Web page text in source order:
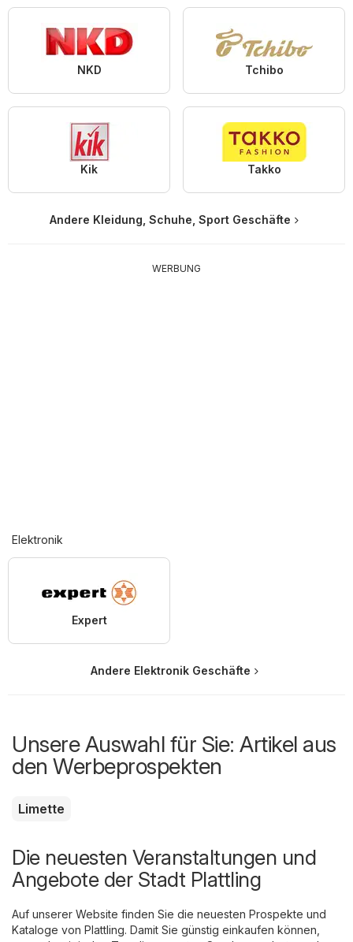
NKD Tchibo
Kik Takko
Andere Kleidung, Schuhe, Sport Geschäfte
WERBUNG
Elektronik
Expert
Andere Elektronik Geschäfte
Unsere Auswahl für Sie: Artikel aus
den Werbeprospekten
Limette
Die neuesten Veranstaltungen und
Angebote der Stadt Plattling
Auf unserer Website finden Sie die neuesten Prospekte und
Kataloge von Plattling. Damit Sie günstig einkaufen können,